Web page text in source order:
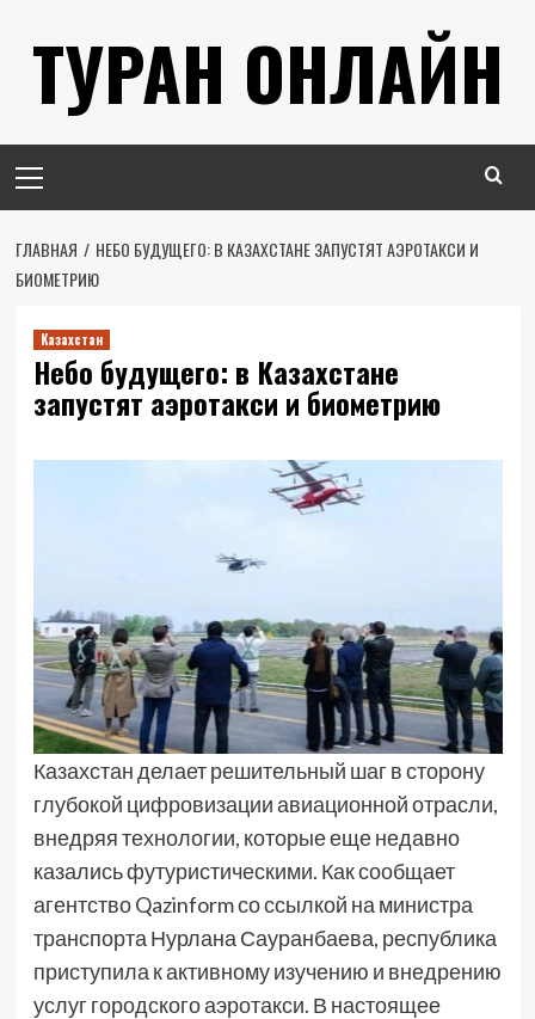
содержимому
ТУРАН ОНЛАЙН
меню
ГЛАВНАЯ
НЕБО БУДУЩЕГО: В КАЗАХСТАНЕ ЗАПУСТЯТ АЭРОТАКСИ И
БИОМЕТРИЮ
Казахстан
Небо будущего: в Казахстане
запустят аэротакси и биометрию
Казахстан делает решительный шаг в сторону
глубокой цифровизации авиационной отрасли,
внедряя технологии, которые еще недавно
казались футуристическими. Как сообщает
агентство Qazinform со ссылкой на министра
транспорта Нурлана Сауранбаева, республика
приступила к активному изучению и внедрению
услуг городского аэротакси. В настоящее